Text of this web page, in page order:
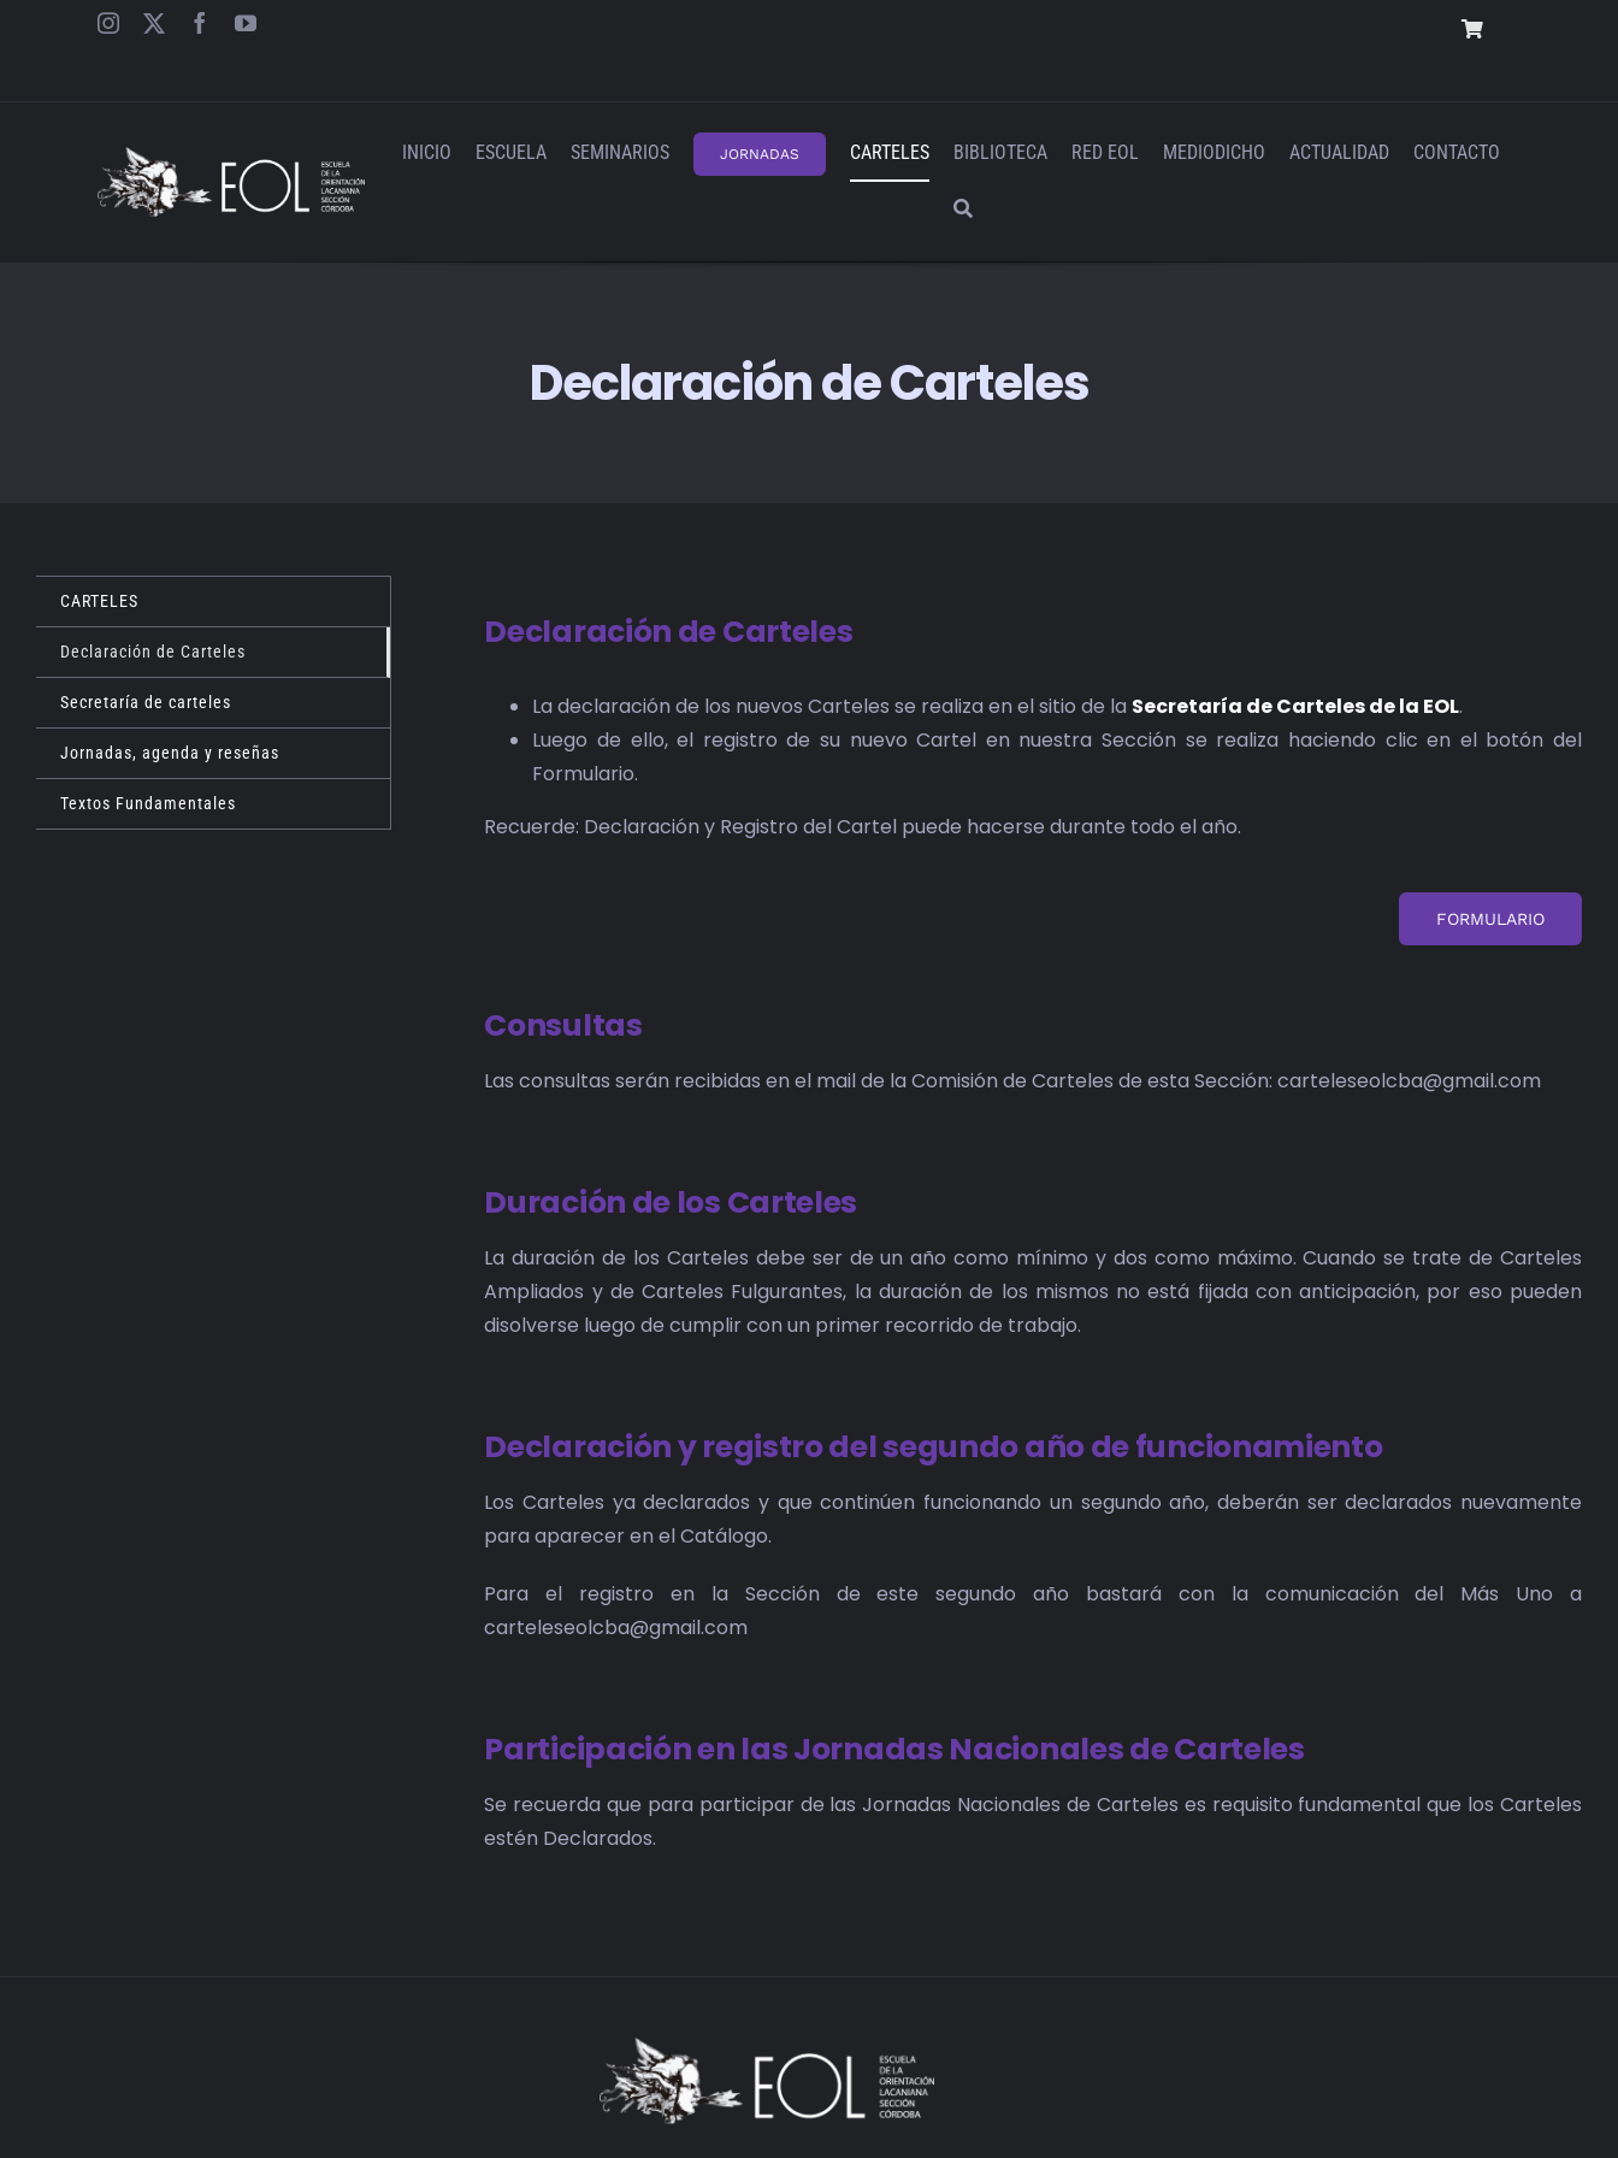
INICIO ESCUELA SEMINARIOS JORNADAS CARTELES BIBLIOTECA RED EOL MEDIODICHO ACTUALIDAD CONTACTO
Declaración de Carteles
Declaración de Carteles
La declaración de los nuevos Carteles se realiza en el sitio de la Secretaría de Carteles de la EOL.
Luego de ello, el registro de su nuevo Cartel en nuestra Sección se realiza haciendo clic en el botón del
Formulario.
Recuerde: Declaración y Registro del Cartel puede hacerse durante todo el año.
FORMULARIO
Consultas
Las consultas serán recibidas en el mail de la Comisión de Carteles de esta Sección: carteleseolcba@gmail.com
Duración de los Carteles
La duración de los Carteles debe ser de un año como mínimo y dos como máximo. Cuando se trate de Carteles
Ampliados y de Carteles Fulgurantes, la duración de los mismos no está fijada con anticipación, por eso pueden
disolverse luego de cumplir con un primer recorrido de trabajo.
Declaración y registro del segundo año de funcionamiento
Los Carteles ya declarados y que continúen funcionando un segundo año, deberán ser declarados nuevamente
para aparecer en el Catálogo.
Para el registro en la Sección de este segundo año bastará con la comunicación del Más Uno a
carteleseolcba@gmail.com
Participación en las Jornadas Nacionales de Carteles
Se recuerda que para participar de las Jornadas Nacionales de Carteles es requisito fundamental que los Carteles
estén Declarados.
CARTELES
Declaración de Carteles
Secretaría de carteles
Jornadas, agenda y reseñas
Textos Fundamentales